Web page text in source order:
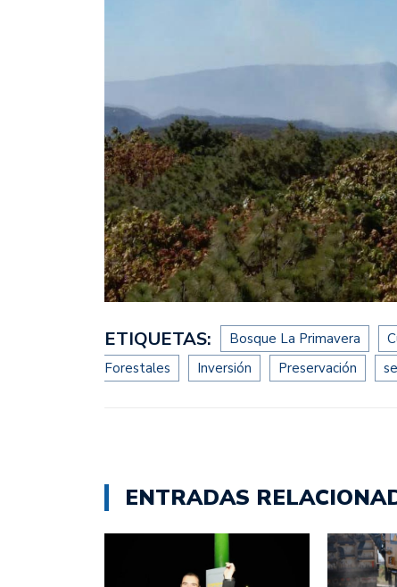
ETIQUETAS: Bosque La Primavera
Forestales
Inversión Preservación
ENTRADAS